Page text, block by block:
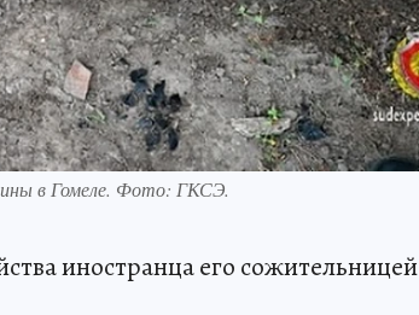
в Гомеле. Фото: ГКСЭ.
иностранца его сожительницей